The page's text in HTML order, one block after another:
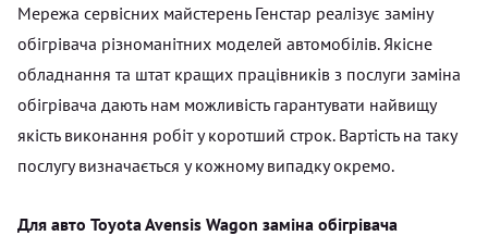
Мережа сервісних майстерень Генстар реалізує заміну
обігрівача різноманітних моделей автомобілів. Якісне
обладнання та штат кращих працівників з послуги заміна
обігрівача дають нам можливість гарантувати найвищу
якість виконання робіт у коротший строк. Вартість на таку
послугу визначається у кожному випадку окремо.
Для авто Toyota Avensis Wagon заміна обігрівача